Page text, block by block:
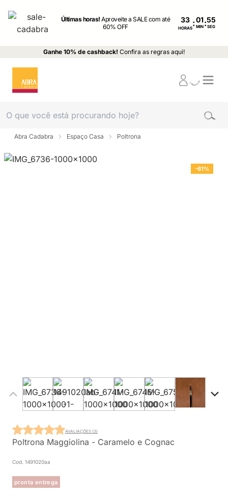
Últimas horas!Aproveite a SALE com até
60% OFF
33
HORAS: MIN : SEG
Ganhe 10% de cashback! Confira as regras aqui!
Abra Cadabra Espaço Casa Poltrona
-61%
Poltrona Maggiolina - Caramelo e Cognac
Cod. 1491020aa
pronta entrega
AVALIAÇÕES (3)